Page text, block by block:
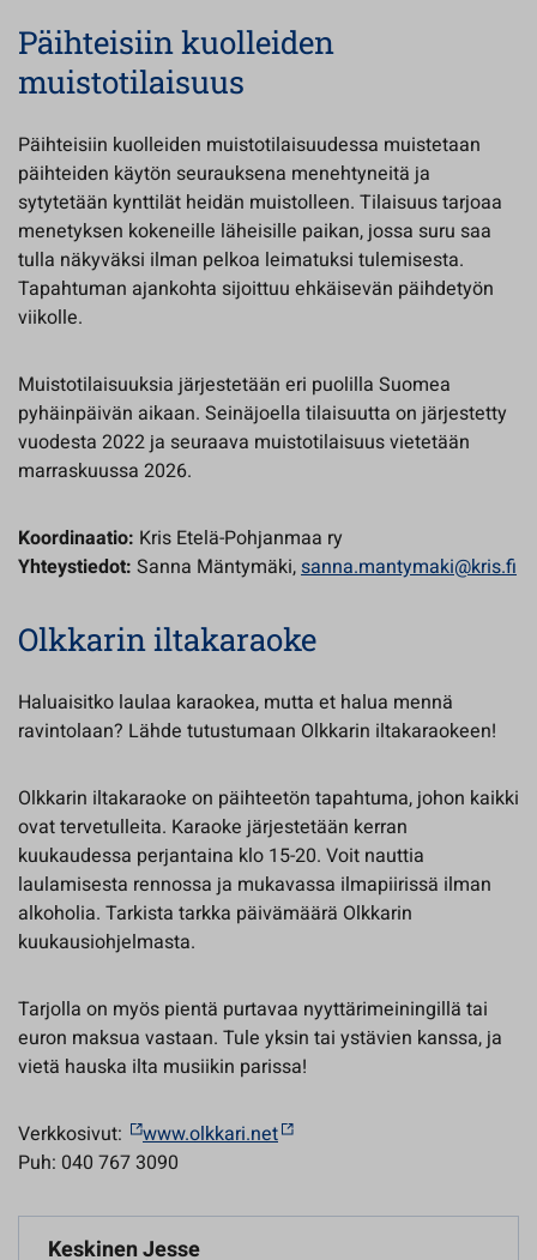
Päihteisiin kuolleiden
muistotilaisuus
Päihteisiin kuolleiden muistotilaisuudessa muistetaan
päihteiden käytön seurauksena menehtyneitä ja
sytytetään kynttilät heidän muistolleen. Tilaisuus tarjoaa
menetyksen kokeneille läheisille paikan, jossa suru saa
tulla näkyväksi ilman pelkoa leimatuksi tulemisesta.
Tapahtuman ajankohta sijoittuu ehkäisevän päihdetyön
viikolle.
Muistotilaisuuksia järjestetään eri puolilla Suomea
pyhäinpäivän aikaan. Seinäjoella tilaisuutta on järjestetty
vuodesta 2022 ja seuraava muistotilaisuus vietetään
marraskuussa 2026.
Koordinaatio: Kris Etelä-Pohjanmaa ry
Yhteystiedot: Sanna Mäntymäki,sanna.mantymaki@kris.fi
Olkkarin iltakaraoke
Haluaisitko laulaa karaokea, mutta et halua mennä
ravintolaan? Lähde tutustumaan Olkkarin iltakaraokeen!
Olkkarin iltakaraoke on päihteetön tapahtuma, johon kaikki
ovat tervetulleita. Karaoke järjestetään kerran
kuukaudessa perjantaina klo 15-20. Voit nauttia
laulamisesta rennossa ja mukavassa ilmapiirissä ilman
alkoholia. Tarkista tarkka päivämäärä Olkkarin
kuukausiohjelmasta.
Tarjolla on myös pientä purtavaa nyyttärimeiningillä tai
euron maksua vastaan. Tule yksin tai ystävien kanssa, ja
vietä hauska ilta musiikin parissa!
Verkkosivut:
www.olkkari.net
Puh: 040 767 3090
Keskinen Jesse